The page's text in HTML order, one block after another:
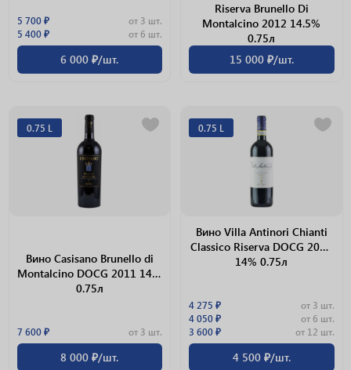
5 700 ₽
от 3 шт.
5 400 ₽
от 6 шт.
6 000 ₽/шт.
Riserva Brunello Di
Montalcino 2012 14.5%
0.75л
15 000 ₽/шт.
0.75 L
Вино Casisano Brunello di
Montalcino DOCG 2011 14%
0.75л
7 600 ₽ от 3 шт.
8 000 ₽/шт.
0.75 L
Вино Villa Antinori Chianti
Classico Riserva DOCG 2015
14% 0.75л
4 275 ₽
от 3 шт.
4 050 ₽
от 6 шт.
3 600 ₽
от 12 шт.
4 500 ₽/шт.